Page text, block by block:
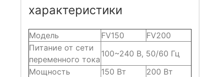
характеристики
Модель FV150
FV200
Питание от сети
переменного тока
100~240 В, 50/60 Гц
Мощность
150 Вт
200 Вт